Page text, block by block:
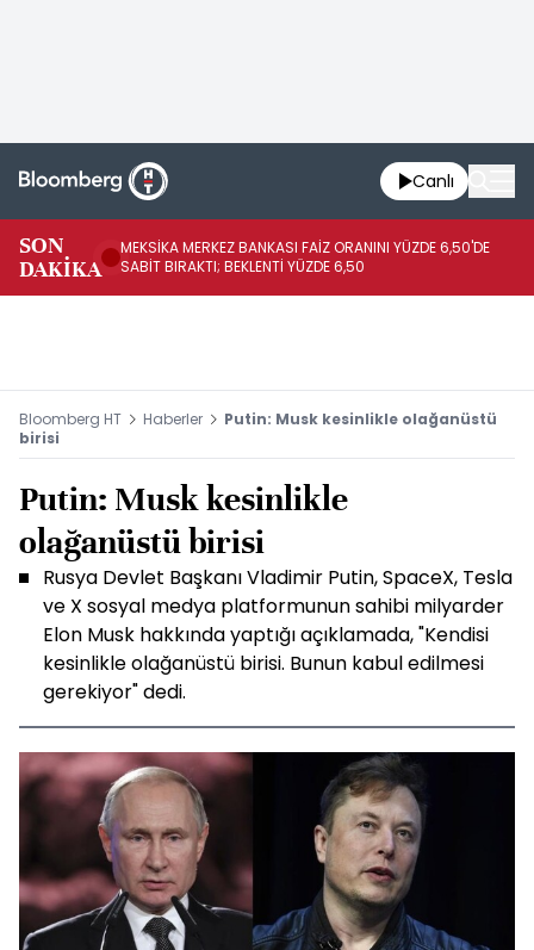
Canlı
SON
DAKİKA
MEKSİKA MERKEZ BANKASI FAİZ ORANINI YÜZDE 6,50'DE
SABİT BIRAKTI; BEKLENTİ YÜZDE 6,50
Bloomberg HT Haberler
Putin: Musk kesinlikle olağanüstü
birisi
Putin: Musk kesinlikle
olağanüstü birisi
Rusya Devlet Başkanı Vladimir Putin, SpaceX, Tesla
ve X sosyal medya platformunun sahibi milyarder
Elon Musk hakkında yaptığı açıklamada, "Kendisi
kesinlikle olağanüstü birisi. Bunun kabul edilmesi
gerekiyor" dedi.